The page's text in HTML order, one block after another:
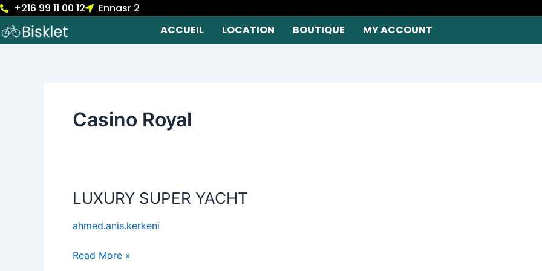
Skip
content
+216 99 11 00 12 Ennasr 2
ACCUEIL LOCATION BOUTIQUE MY ACCOUNT
Casino Royal
LUXURY SUPER YACHT
ahmed.anis.kerkeni
LUXURY
YACHT
Read More »